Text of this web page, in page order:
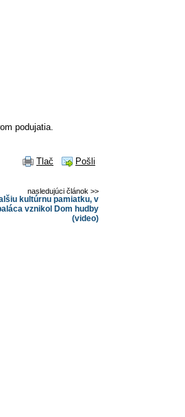
podujatia.
Tlač
Pošli
nasledujúci článok >>
kultúrnu pamiatku, v
vznikol Dom hudby
(video)